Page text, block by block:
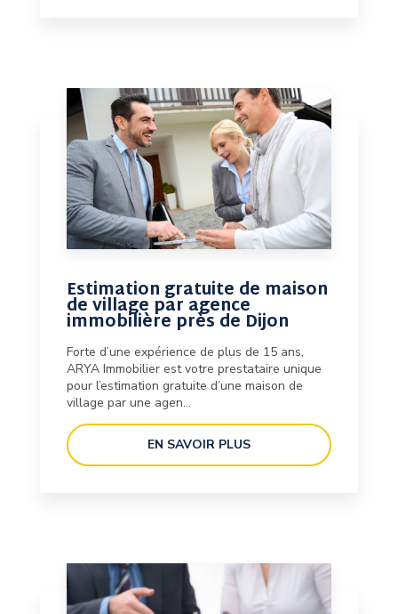
Estimation gratuite de maison
de village par agence
immobilière près de Dijon
Forte d’une expérience de plus de 15 ans,
ARYA Immobilier est votre prestataire unique
pour l’estimation gratuite d’une maison de
village par une agen...
EN SAVOIR PLUS